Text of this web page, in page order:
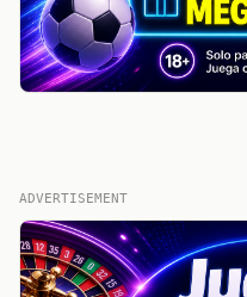
ADVERTISEMENT